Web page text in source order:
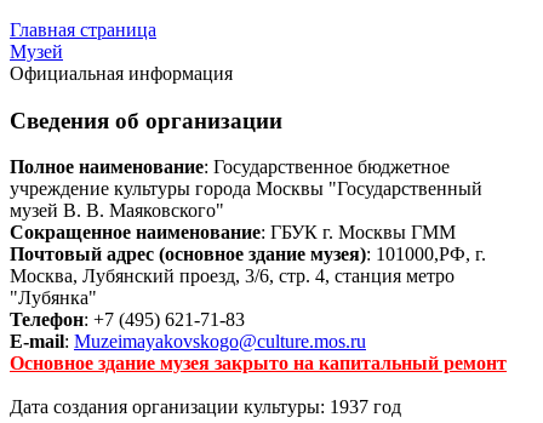
Главная страница
Музей
Официальная информация
Сведения об организации
Полное наименование: Государственное бюджетное
учреждение культуры города Москвы "Государственный
музей В. В. Маяковского"
Сокращенное наименование: ГБУК г. Москвы ГММ
Почтовый адрес (основное здание музея): 101000,РФ, г.
Москва, Лубянский проезд, 3/6, стр. 4, станция метро
"Лубянка"
Телефон: +7 (495) 621-71-83
E-mail: Muzeimayakovskogo@culture.mos.ru
Основное здание музея закрыто на капитальный ремонт
Дата создания организации культуры: 1937 год